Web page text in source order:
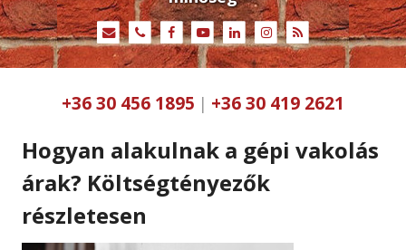
+36 30 456 1895 | +36 30 419 2621
Hogyan alakulnak a gépi vakolás
árak? Költségtényezők
részletesen